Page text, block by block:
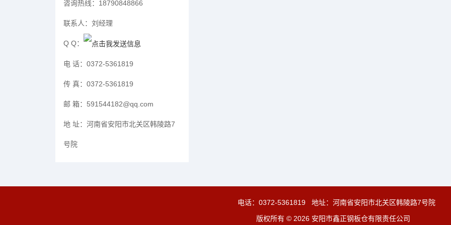
咨询热线： 18790848866
联系人： 刘经理
Q Q：
电 话： 0372-5361819
传 真： 0372-5361819
邮 箱： 591544182@qq.com
地 址： 河南省安阳市北关区韩陵路7
号院
电话： 0372-5361819
地址：河南省安阳市北关区韩陵路7号院
版权所有 © 2026 安阳市鑫正钢板仓有限责任公司